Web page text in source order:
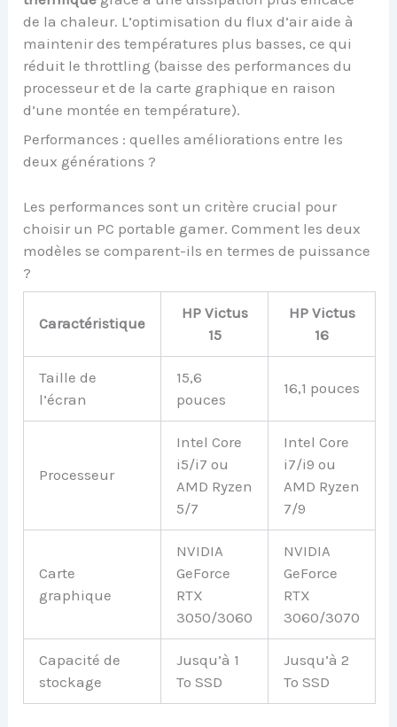
de la chaleur. L’optimisation du flux d’air aide à
maintenir des températures plus basses, ce qui
réduit le throttling (baisse des performances du
processeur et de la carte graphique en raison
d’une montée en température).
Performances : quelles améliorations entre les
deux générations ?
Les performances sont un critère crucial pour
choisir un PC portable gamer. Comment les deux
modèles se comparent-ils en termes de puissance
?
Caractéristique
HP Victus
15
HP Victus
16
Taille de
l’écran
15,6
pouces
16,1 pouces
Processeur
Intel Core
i5/i7 ou
AMD Ryzen
5/7
Intel Core
i7/i9 ou
AMD Ryzen
7/9
Carte
graphique
NVIDIA
GeForce
RTX
3050/3060
NVIDIA
GeForce
RTX
3060/3070
Capacité de
stockage
Jusqu’à 1
To SSD
Jusqu’à 2
To SSD